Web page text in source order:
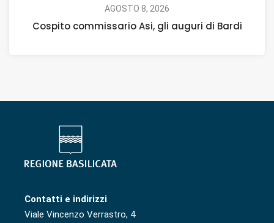
AGOSTO 8, 2026
Cospito commissario Asi, gli auguri di Bardi
Contatti e indirizzi
Viale Vincenzo Verrastro, 4